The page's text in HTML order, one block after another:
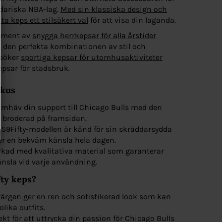
NBA-lag. Med sin klassiska design och
keps ett stilsäkert val för att visa din laganda.
av snygga herrkepsar för alla årstider
den perfekta kombinationen av stil och
sportiga kepsar för utomhusaktiviteter
för stadsbruk.
din support till Chicago Bulls med den
på framsidan.
59Fifty-modellen är känd för sin skräddarsydda
en bekväm känsla hela dagen.
med kvalitativa material som garanterar
vid varje användning.
keps?
ger en ren och sofistikerad look som kan
outfits.
för att uttrycka din passion för Chicago Bulls